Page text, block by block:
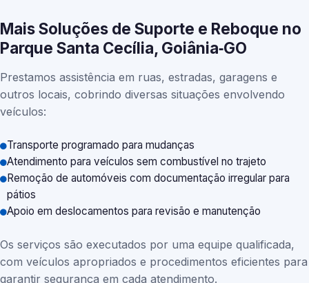
Mais Soluções de Suporte e Reboque no
Parque Santa Cecília, Goiânia‑GO
Prestamos assistência em ruas, estradas, garagens e
outros locais, cobrindo diversas situações envolvendo
veículos:
Transporte programado para mudanças
Atendimento para veículos sem combustível no trajeto
Remoção de automóveis com documentação irregular para
pátios
Apoio em deslocamentos para revisão e manutenção
Os serviços são executados por uma equipe qualificada,
com veículos apropriados e procedimentos eficientes para
garantir segurança em cada atendimento.